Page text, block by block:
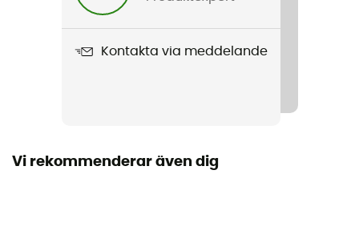
Produktnamn
Kontakta via meddelande
Vi rekommenderar även dig